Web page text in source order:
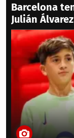
Barcelona
Julián